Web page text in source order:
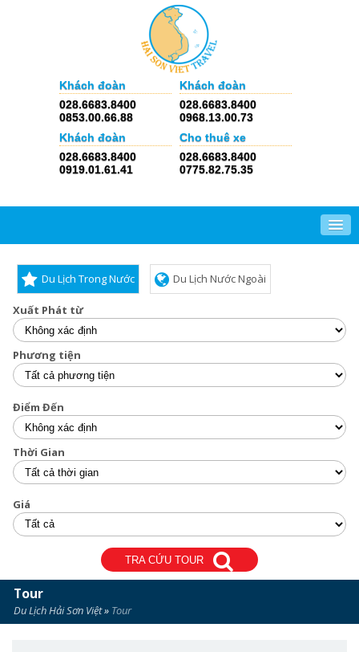
Khách đoàn
028.6683.8400
0853.00.66.88
Khách đoàn
028.6683.8400
0968.13.00.73
Khách đoàn
028.6683.8400
0919.01.61.41
Cho thuê xe
028.6683.8400
0775.82.75.35
Du Lịch Trong Nước Du Lịch Nước Ngoài
Xuất Phát từ
Phương tiện
Điểm Đến
Thời Gian
Giá
TRA CỨU TOUR
Tour
Du Lịch Hải Sơn Việt» Tour